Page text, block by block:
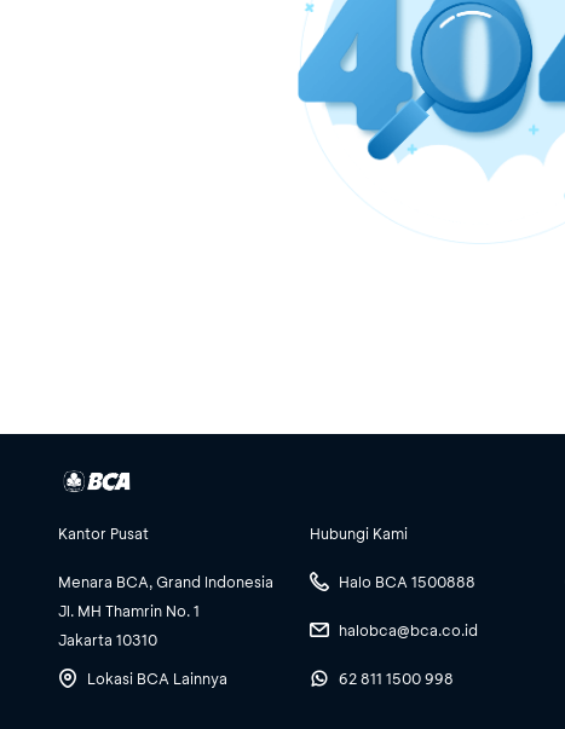
Kantor Pusat
Menara BCA, Grand Indonesia
Jl. MH Thamrin No. 1
Jakarta 10310
Lokasi BCA Lainnya
Hubungi Kami
Halo BCA 1500888
halobca@bca.co.id
62 811 1500 998